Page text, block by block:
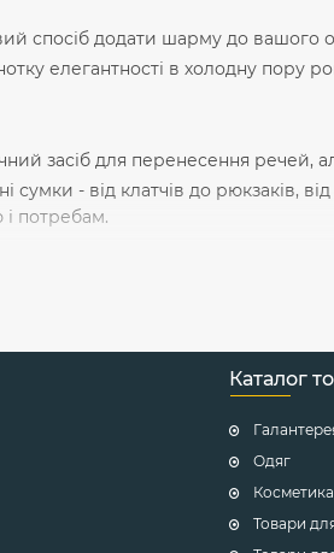
спосіб додати шарму до вашого
елегантності в холодну пору
засіб для перенесення
сумки - від клатчів до
потребам.
захисту очей від сонця, але й
відповідає вашому стилю і події,
і матеріалів. Виберіть той, який
вашого образу, яка може змінити
Каталог
Одяг
Товари